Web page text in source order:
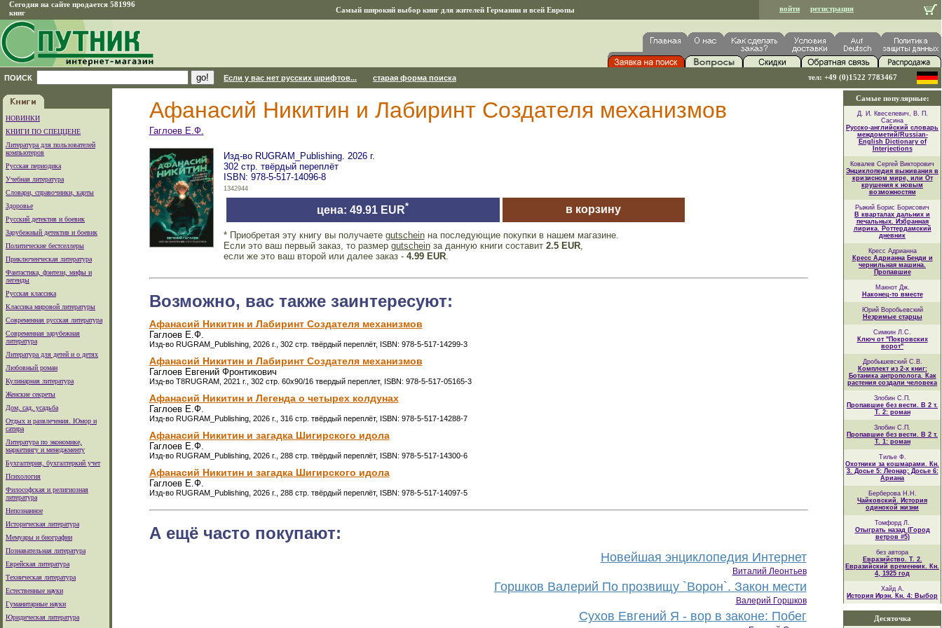
Сегодня на сайте продается 581996
книг
Самый широкий выбор книг для жителей Германии и всей Европы войти регистрация
ПОИСК Если у вас нет русских шрифтов... старая форма поиска тел: +49 (0)1522 7783467
НОВИНКИ
КНИГИ ПО СПЕЦЦЕНЕ
Литература для пользователей
компьютеров
Русская периодика
Учебная литература
Словари, справочники, карты
Здоровье
Русский детектив и боевик
Зарубежный детектив и боевик
Политические бестселлеры
Приключенческая литература
Фантастика, фэнтези, мифы и
легенды
Русская классика
Классика мировой литературы
Современная русская литература
Современная зарубежная
литература
Литература для детей и о детях
Любовный роман
Кулинарная литература
Женские секреты
Дом, сад, усадьба
Отдых и развлечения. Юмор и
сатира
Литература по экономике,
маркетингу и менеджменту
Бухгалтерия, бухгалтеркий учет
Психология
Философская и религиозная
литература
Непознанное
Историческая литература
Мемуары и биографии
Познавательная литература
Еврейская литература
Техническая литература
Естественные науки
Гуманитарные науки
Юридическая литература
Афанасий Никитин и Лабиринт Создателя механизмов
Гаглоев Е.Ф.
Изд-во RUGRAM_Publishing. 2026 г.
302 стр. твёрдый переплёт
ISBN: 978-5-517-14096-8
1342944
цена: 49.91 EUR* в корзину
* Приобретая эту книгу вы получаете gutscheinна последующие покупки в нашем магазине.
Если это ваш первый заказ, то размер gutscheinза данную книги составит 2.5 EUR,
если же это ваш второй или далее заказ - 4.99 EUR.
Возможно, вас также заинтересуют:
Афанасий Никитин и Лабиринт Создателя механизмов
Гаглоев Е.Ф.
Изд-во RUGRAM_Publishing, 2026 г., 302 стр. твёрдый переплёт, ISBN: 978-5-517-14299-3
Афанасий Никитин и Лабиринт Создателя механизмов
Гаглоев Евгений Фронтикович
Изд-во T8RUGRAM, 2021 г., 302 стр. 60x90/16 твердый переплет, ISBN: 978-5-517-05165-3
Афанасий Никитин и Легенда о четырех колдунах
Гаглоев Е.Ф.
Изд-во RUGRAM_Publishing, 2026 г., 316 стр. твёрдый переплёт, ISBN: 978-5-517-14288-7
Афанасий Никитин и загадка Шигирского идола
Гаглоев Е.Ф.
Изд-во RUGRAM_Publishing, 2026 г., 288 стр. твёрдый переплёт, ISBN: 978-5-517-14300-6
Афанасий Никитин и загадка Шигирского идола
Гаглоев Е.Ф.
Изд-во RUGRAM_Publishing, 2026 г., 288 стр. твёрдый переплёт, ISBN: 978-5-517-14097-5
А ещё часто покупают:
Новейшая энциклопедия Интернет
Виталий Леонтьев
Горшков Валерий По прозвищу `Ворон`. Закон мести
Валерий Горшков
Сухов Евгений Я - вор в законе: Побег
Самые популярные:
Д. И. Квеселевич, В. П.
Сасина
Русско-английский словарь
междометий/Russian-
English Dictionary of
Interjections
Ковалев Сергей Викторович
Энциклопедия выживания в
кризисном мире, или От
крушения к новым
возможностям
Рыжий Борис Борисович
В кварталах дальних и
печальных. Избранная
лирика. Роттердамский
дневник
Кресс Адрианна
Кресс Адрианна Бенди и
чернильная машина.
Пропавшие
Макнот Дж.
Наконец-то вместе
Юрий Воробьевский
Незримые старцы
Симкин Л.С.
Ключ от "Покровских
ворот"
Дробышевский С.В.
Комплект из 2-х книг:
Ботаника антрополога. Как
растения создали человека
Злобин С.П.
Пропавшие без вести. В 2 т.
Т. 2: роман
Злобин С.П.
Пропавшие без вести. В 2 т.
Т. 1: роман
Тилье Ф.
Охотники за кошмарами. Кн.
3. Досье 5: Леонар; Досье 6:
Ариана
Берберова Н.Н.
Чайковский. История
одинокой жизни
Томфорд Л.
Отыграть назад (Город
ветров #5)
без автора
Евразийство. Т. 2.
Евразийский временник. Кн.
4, 1925 год
Хайд А.
История Ирэн. Кн. 4: Выбор
Десяточка